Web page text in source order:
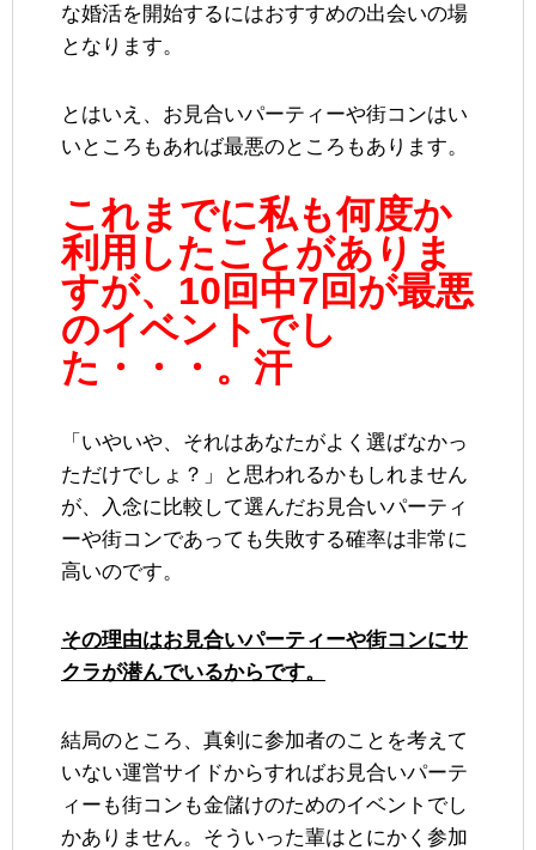
な婚活を開始するにはおすすめの出会いの場
となります。
とはいえ、お見合いパーティーや街コンはい
いところもあれば最悪のところもあります。
これまでに私も何度か
利用したことがありま
すが、10回中7回が最悪
のイベントでし
た・・・。汗
「いやいや、それはあなたがよく選ばなかっ
ただけでしょ？」と思われるかもしれません
が、入念に比較して選んだお見合いパーティ
ーや街コンであっても失敗する確率は非常に
高いのです。
その理由はお見合いパーティーや街コンにサ
クラが潜んでいるからです。
結局のところ、真剣に参加者のことを考えて
いない運営サイドからすればお見合いパーテ
ィーも街コンも金儲けのためのイベントでし
かありません。そういった輩はとにかく参加